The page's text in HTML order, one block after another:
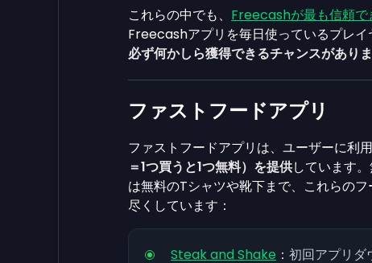
これらの中でも、 Freecashが最も信頼で
Freecashアプリを毎日使っているプレイ
必ず何かしら獲得できるチャンスがありま
ファストフードアプリ
ファストフードアプリは、ユーザーに利
＝1つ買うと1つ無料）を提供しています
は無料のTシャツや靴下まで、これらの
尽くしています：
Steak and Shake ： 初回アプリダ